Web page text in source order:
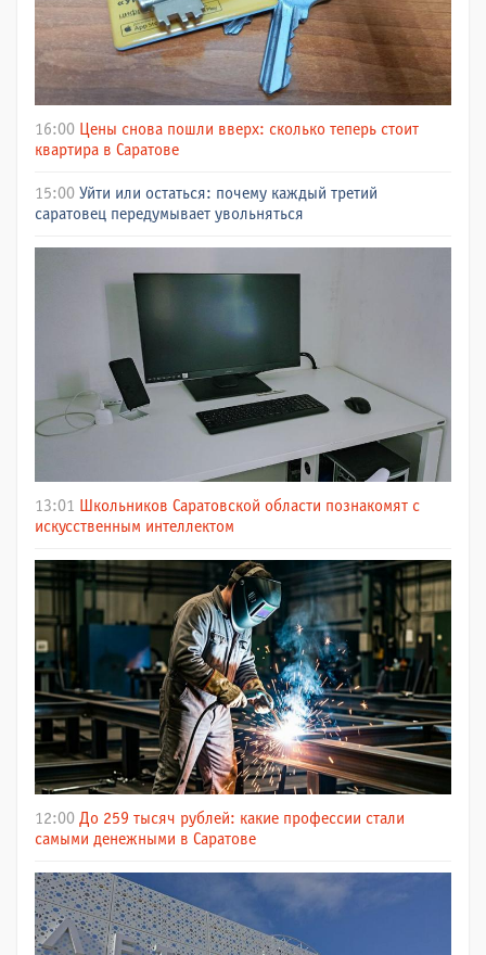
16:00 Цены снова пошли вверх: сколько теперь стоит
квартира в Саратове
15:00 Уйти или остаться: почему каждый третий
саратовец передумывает увольняться
13:01
Школьников Саратовской области познакомят с
искусственным интеллектом
12:00 До 259 тысяч рублей: какие профессии стали
самыми денежными в Саратове